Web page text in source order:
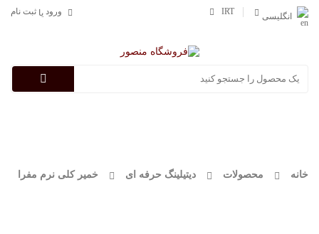
انگلیسی
IRT ورود یا ثبت نام
خانه محصولات دیتیلینگ حرفه ای خمیر کلی نرم مفرا